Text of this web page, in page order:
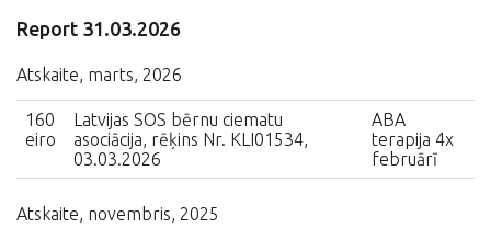
Report 31.03.2026
Atskaite, marts, 2026
160
eiro
Latvijas SOS bērnu ciematu
asociācija, rēķins Nr. KLI01534,
03.03.2026
ABA
terapija 4x
februārī
Atskaite, novembris, 2025